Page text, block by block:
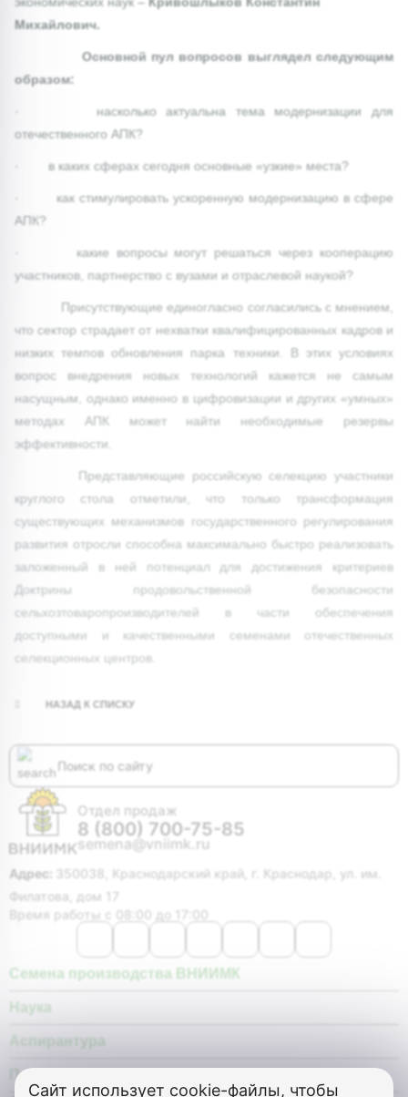
Михайлович.
Основной пул вопросов выглядел следующим
образом:
· насколько актуальна тема модернизации для
отечественного АПК?
· в каких сферах сегодня основные «узкие» места?
· как стимулировать ускоренную модернизацию в сфере
АПК?
· какие вопросы могут решаться через кооперацию
участников, партнерство с вузами и отраслевой наукой?
Присутствующие единогласно согласились с мнением,
что сектор страдает от нехватки квалифицированных кадров и
низких темпов обновления парка техники. В этих условиях
вопрос внедрения новых технологий кажется не самым
насущным, однако именно в цифровизации и других «умных»
методах АПК может найти необходимые резервы
эффективности.
Представляющие российскую селекцию участники
круглого стола отметили, что только трансформация
существующих механизмов государственного регулирования
развития отросли способна максимально быстро реализовать
заложенный в ней потенциал для достижения критериев
Доктрины продовольственной безопасности
сельхозтоваропроизводителей в части обеспечения
доступными и качественными семенами отечественных
селекционных центров.
НАЗАД К СПИСКУ
Отдел продаж
8 (800) 700-75-85
semena@vniimk.ru
Адрес:
350038, Краснодарский край, г. Краснодар, ул. им.
Филатова, дом 17
Время работы с 08:00 до 17:00
Семена производства ВНИИМК
Наука
Аспирантура
Покупателю
Сайт использует cookie-файлы, чтобы